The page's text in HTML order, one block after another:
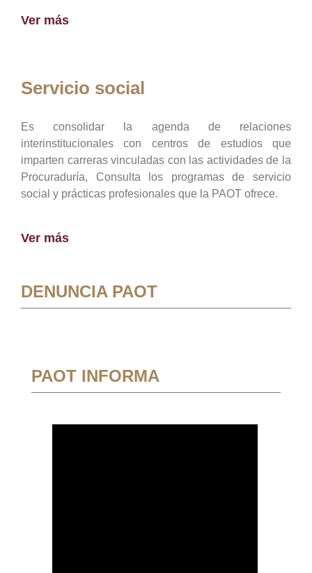
Ver más
Servicio social
Es consolidar la agenda de relaciones
interinstitucionales con centros de estudios que
imparten carreras vinculadas con las actividades de la
Procuraduría, Consulta los programas de servicio
social y prácticas profesionales que la PAOT ofrece.
Ver más
DENUNCIA PAOT
PAOT INFORMA